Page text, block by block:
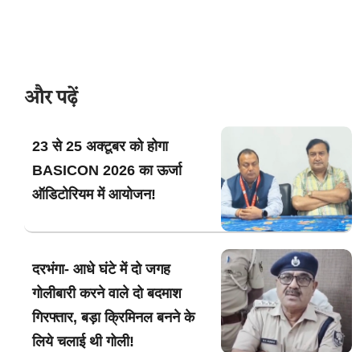
और पढ़ें
23 से 25 अक्टूबर को होगा
BASICON 2026 का ऊर्जा
ऑडिटोरियम में आयोजन!
दरभंगा- आधे घंटे में दो जगह
गोलीबारी करने वाले दो बदमाश
गिरफ्तार, बड़ा क्रिमिनल बनने के
लिये चलाई थी गोली!